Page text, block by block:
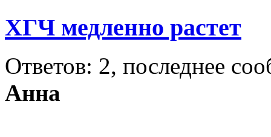
ХГЧ медленно растет
Ответов: 2, последнее
Анна